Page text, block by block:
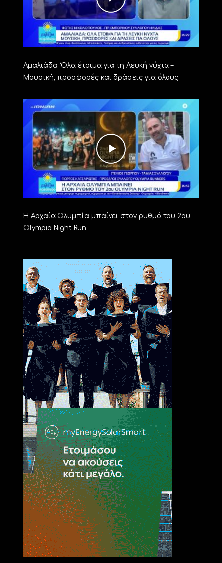
Αμαλιάδα: Όλα έτοιμα για τη Λευκή νύχτα –
Μουσική, προσφορές και δράσεις για όλους
Η Αρχαία Ολυμπία μπαίνει στον ρυθμό του 2ου
Olympia Night Run